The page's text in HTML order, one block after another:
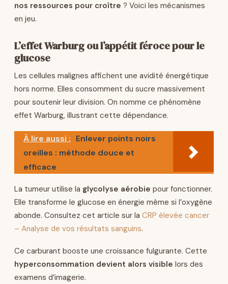
nos ressources pour croître ? Voici les mécanismes
en jeu.
L’effet Warburg ou l’appétit féroce pour le
glucose
Les cellules malignes affichent une avidité énergétique
hors norme. Elles consomment du sucre massivement
pour soutenir leur division. On nomme ce phénomène
effet Warburg, illustrant cette dépendance.
À lire aussi : Enlever points noirs
oreilles : méthode douce et
efficace
La tumeur utilise la glycolyse aérobie pour fonctionner.
Elle transforme le glucose en énergie même si l’oxygène
abonde. Consultez cet article sur la CRP élevée cancer
– Analyse de vos résultats sanguins.
Ce carburant booste une croissance fulgurante. Cette
hyperconsommation devient alors visible lors des
examens d’imagerie.